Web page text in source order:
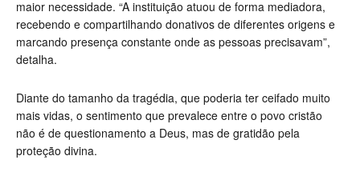
maior necessidade. “A instituição atuou de forma mediadora,
recebendo e compartilhando donativos de diferentes origens e
marcando presença constante onde as pessoas precisavam”,
detalha.
Diante do tamanho da tragédia, que poderia ter ceifado muito
mais vidas, o sentimento que prevalece entre o povo cristão
não é de questionamento a Deus, mas de gratidão pela
proteção divina.